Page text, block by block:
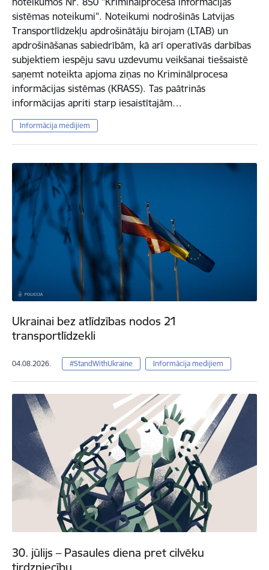
sistēmas noteikumi". Noteikumi nodrošinās Latvijas
Transportlīdzekļu apdrošinātāju birojam (LTAB) un
apdrošināšanas sabiedrībām, kā arī operatīvās darbības
subjektiem iespēju savu uzdevumu veikšanai tiešsaistē
saņemt noteikta apjoma ziņas no Kriminālprocesa
informācijas sistēmas (KRASS). Tas paātrinās
informācijas apriti starp iesaistītajām…
Informācija medijiem
Ukrainai bez atlīdzības nodos 21
transportlīdzekli
04.08.2026. #StandWithUkraine Informācija medijiem
30. jūlijs – Pasaules diena pret cilvēku
tirdzniecību